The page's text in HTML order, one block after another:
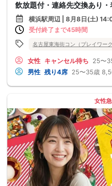
飲放題付・連絡先交換あり
横浜駅周辺 | 8月8日(土)
受付終了まで45時間
名古屋東海街コン（プレイワーク
女性 キャンセル待ち 25〜
男性 残り4席 25〜35歳
女性急